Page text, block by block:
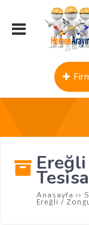
Anasayfa ››
Ereğli /